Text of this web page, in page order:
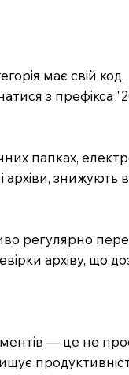
має свій код.
з префікса
папках,
знижують
регулярно
архіву, що
— це не